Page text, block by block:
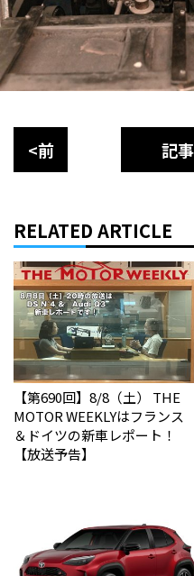
<前 記
RELATED ARTICLE
【第690回】8/8（土） THE
MOTOR WEEKLYはフランス
＆ドイツの新車レポート！
【放送予告】